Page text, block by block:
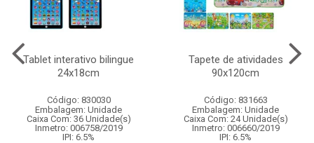
Tablet interativo bilingue
24x18cm
Código: 830030
Embalagem: Unidade
Caixa Com: 36 Unidade(s)
Inmetro: 006758/2019
IPI: 6.5%
Tapete de atividades
90x120cm
Código: 831663
Embalagem: Unidade
Caixa Com: 24 Unidade(s)
Inmetro: 006660/2019
IPI: 6.5%